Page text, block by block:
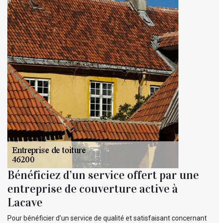
Bénéficiez d’un service offert par une
entreprise de couverture active à
Lacave
Pour bénéficier d’un service de qualité et satisfaisant concernant